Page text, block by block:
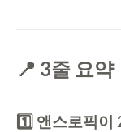
📍 3줄 요약
1️⃣ 앤스로픽이